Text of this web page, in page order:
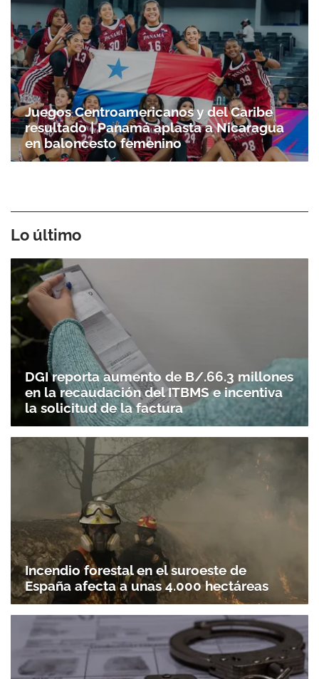
Juegos Centroamericanos y del Caribe
resultado | Panamá aplasta a Nicaragua
en baloncesto femenino
Lo último
DGI reporta aumento de B/.66.3 millones
en la recaudación del ITBMS e incentiva
la solicitud de la factura
Incendio forestal en el suroeste de
España afecta a unas 4.000 hectáreas